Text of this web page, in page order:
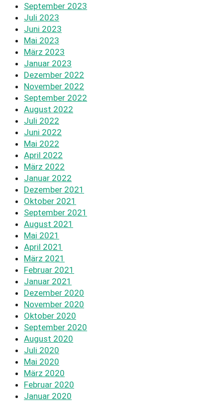
September 2023
Juli 2023
Juni 2023
Mai 2023
März 2023
Januar 2023
Dezember 2022
November 2022
September 2022
August 2022
Juli 2022
Juni 2022
Mai 2022
April 2022
März 2022
Januar 2022
Dezember 2021
Oktober 2021
September 2021
August 2021
Mai 2021
April 2021
März 2021
Februar 2021
Januar 2021
Dezember 2020
November 2020
Oktober 2020
September 2020
August 2020
Juli 2020
Mai 2020
März 2020
Februar 2020
Januar 2020